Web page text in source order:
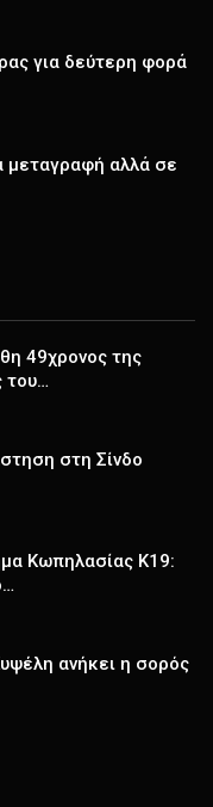
για δεύτερη φορά
μεταγραφή αλλά σε
49χρονος της
του…
στη Σίνδο
Κωπηλασίας Κ19:
ανήκει η σορός